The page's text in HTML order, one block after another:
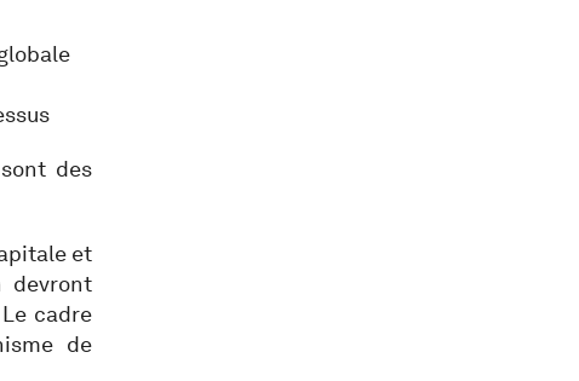
des
et
devront
cadre
de